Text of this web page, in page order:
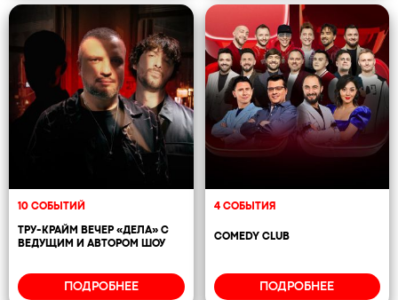
10 СОБЫТИЙ
ТРУ-КРАЙМ ВЕЧЕР «ДЕЛА» С
ВЕДУЩИМ И АВТОРОМ ШОУ
ПОДРОБНЕЕ
4 СОБЫТИЯ
COMEDY CLUB
ПОДРОБНЕЕ